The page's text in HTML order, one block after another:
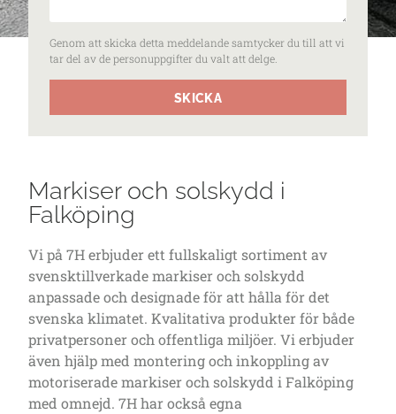
Genom att skicka detta meddelande samtycker du till att vi
tar del av de personuppgifter du valt att delge.
SKICKA
Markiser och solskydd i
Falköping
Vi på 7H erbjuder ett fullskaligt sortiment av
svensktillverkade markiser och solskydd
anpassade och designade för att hålla för det
svenska klimatet. Kvalitativa produkter för både
privatpersoner och offentliga miljöer. Vi erbjuder
även hjälp med montering och inkoppling av
motoriserade markiser och solskydd i Falköping
med omnejd. 7H har också egna